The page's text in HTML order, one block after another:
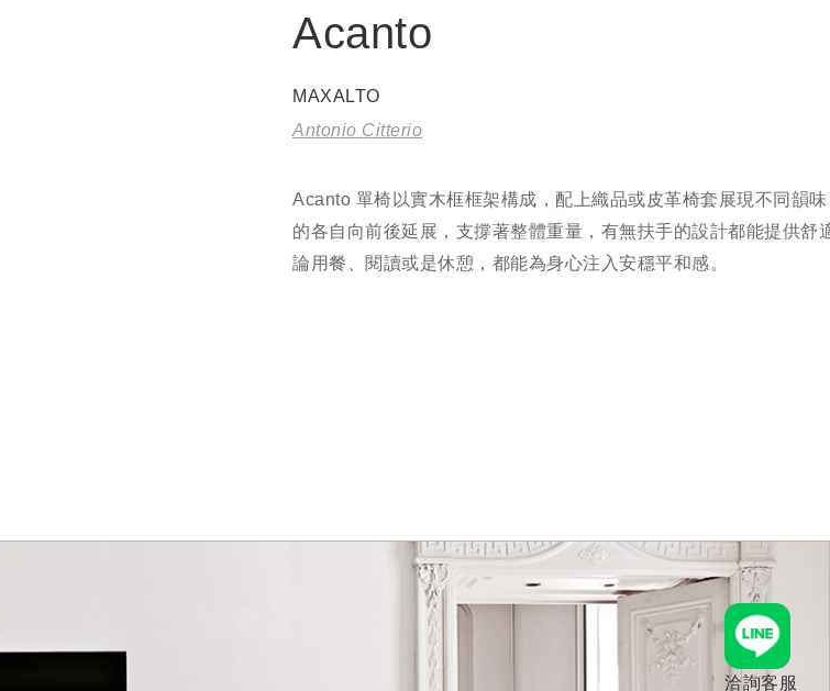
Acanto
MAXALTO
Antonio Citterio
Acanto 單椅以實木框框架構成，配上織品或皮革椅套展現不同韻
的各自向前後延展，支撐著整體重量，有無扶手的設計都能提供舒
論用餐、閱讀或是休憩，都能為身心注入安穩平和感。
洽詢客服